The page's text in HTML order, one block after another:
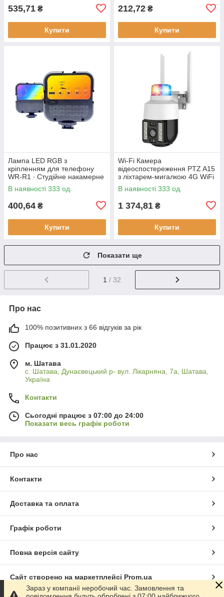
535,71 ₴
Купити
212,72 ₴
Купити
Лампа LED RGB з
кріпленням для телефону
WR-R1 ∙ Студійне накамерне
світло 3000-7000K
В наявності 333 од.
400,64 ₴
Купити
Wi-Fi Камера
відеоспостереження PTZ A15
з ліхтарем-мигалкою 4G WiFi
Вулична відеокамера з
керуванням від телефону,
В наявності 333 од.
1 374,81 ₴
Купити
Показати ще
1 / 32
Про нас
100% позитивних з 66 відгуків за рік
Працює з 31.01.2020
м. Шатава
с. Шатава, Дунаєвецький р- вул. Лікарняна, 7а, Шатава,
Україна
Контакти
Сьогодні працює з 07:00 до 24:00
Показати весь графік роботи
Про нас
Контакти
Доставка та оплата
Графік роботи
Повна версія сайту
Сайт створено на маркетплейсі Prom.ua
Зараз у компанії неробочий час. Замовлення та